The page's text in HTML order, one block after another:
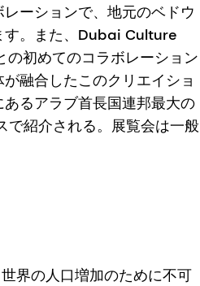
レーションで、地元のベドウ
。また、 Dubai Culture
の初めてのコラボレーション
融合したこのクリエイショ
るアラブ首長国連邦最大の
で紹介される。展覧会は一般
界の人口増加のために不可